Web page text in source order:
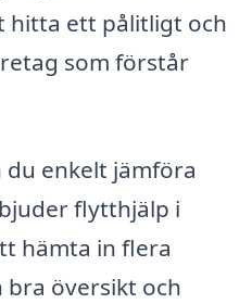
hitta ett pålitligt och
som förstår
enkelt jämföra
flytthjälp i
hämta in flera
översikt och